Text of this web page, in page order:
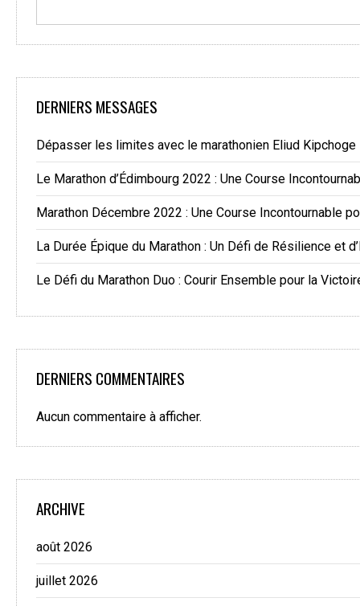
DERNIERS MESSAGES
Dépasser les limites avec le marathonien Eliud Kipchoge
Le Marathon d’Édimbourg 2022 : Une Course
Marathon Décembre 2022 : Une Course Incontournable
La Durée Épique du Marathon : Un Défi de Résilience et
Le Défi du Marathon Duo : Courir Ensemble pour la
DERNIERS COMMENTAIRES
Aucun commentaire à afficher.
ARCHIVE
août 2026
juillet 2026